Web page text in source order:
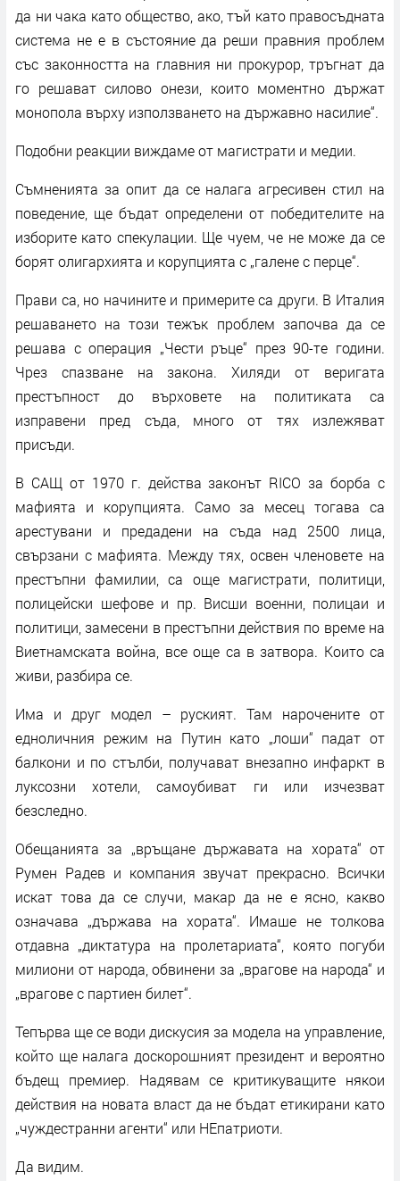
да ни чака като общество, ако, тъй като правосъдната
система не е в състояние да реши правния проблем
със законността на главния ни прокурор, тръгнат да
го решават силово онези, които моментно държат
монопола върху използването на държавно насилие“.
Подобни реакции виждаме от магистрати и медии.
Съмненията за опит да се налага агресивен стил на
поведение, ще бъдат определени от победителите на
изборите като спекулации. Ще чуем, че не може да се
борят олигархията и корупцията с „галене с перце“.
Прави са, но начините и примерите са други. В Италия
решаването на този тежък проблем започва да се
решава с операция „Чести ръце“ през 90-те години.
Чрез спазване на закона. Хиляди от веригата
престъпност до върховете на политиката са
изправени пред съда, много от тях излежяват
присъди.
В САЩ от 1970 г. действа законът RICO за борба с
мафията и корупцията. Само за месец тогава са
арестувани и предадени на съда над 2500 лица,
свързани с мафията. Между тях, освен членовете на
престъпни фамилии, са още магистрати, политици,
полицейски шефове и пр. Висши военни, полицаи и
политици, замесени в престъпни действия по време на
Виетнамската война, все още са в затвора. Които са
живи, разбира се.
Има и друг модел – руският. Там нарочените от
едноличния режим на Путин като „лоши“ падат от
балкони и по стълби, получават внезапно инфаркт в
луксозни хотели, самоубиват ги или изчезват
безследно.
Обещанията за „връщане държавата на хората“ от
Румен Радев и компания звучат прекрасно. Всички
искат това да се случи, макар да не е ясно, какво
означава „държава на хората“. Имаше не толкова
отдавна „диктатура на пролетариата“, която погуби
милиони от народа, обвинени за „врагове на народа“ и
„врагове с партиен билет“.
Тепърва ще се води дискусия за модела на управление,
който ще налага доскорошният президент и вероятно
бъдещ премиер. Надявам се критикуващите някои
действия на новата власт да не бъдат етикирани като
„чуждестранни агенти“ или НЕпатриоти.
Да видим.